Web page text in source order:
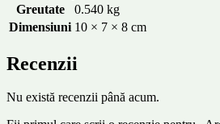
Greutate
0.540 kg
Dimensiuni 10 × 7 × 8 cm
Recenzii
Nu există recenzii până acum.